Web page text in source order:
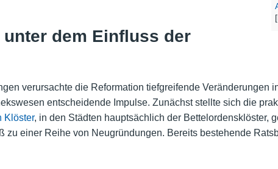
dem Einfluss der
verursachte die Reformation tiefgreifende Veränderungen
entscheidende Impulse. Zunächst stellte sich die
Klöster, in den Städten hauptsächlich der Bettelordensklöster,
zu einer Reihe von Neugründungen. Bereits bestehende